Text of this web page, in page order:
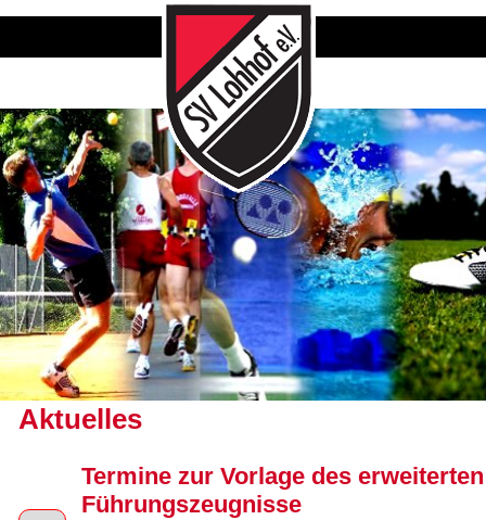
Aktuelles
Termine zur Vorlage des erweiterten
Führungszeugnisse